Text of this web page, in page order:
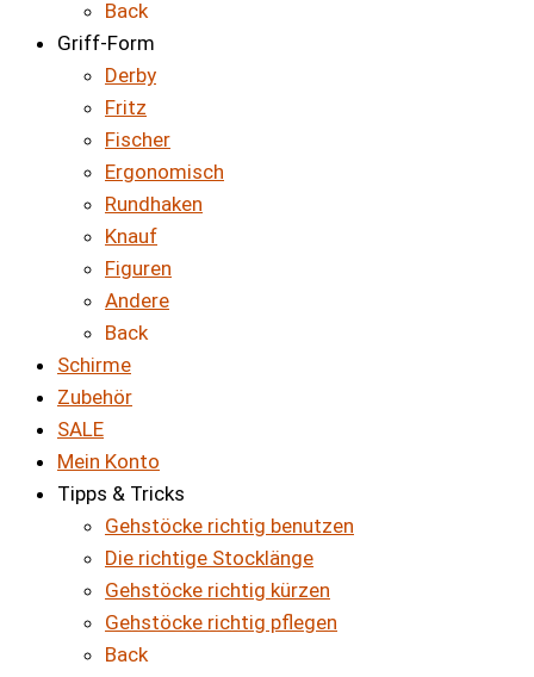
Back
Griff-Form
Derby
Fritz
Fischer
Ergonomisch
Rundhaken
Knauf
Figuren
Andere
Back
Schirme
Zubehör
SALE
Mein Konto
Tipps & Tricks
Gehstöcke richtig benutzen
Die richtige Stocklänge
Gehstöcke richtig kürzen
Gehstöcke richtig pflegen
Back